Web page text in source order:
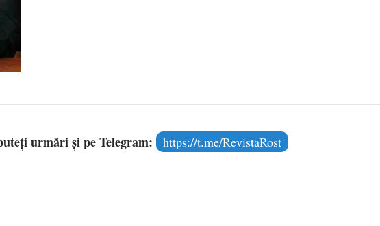
urmări și pe Telegram: https://t.me/RevistaRost